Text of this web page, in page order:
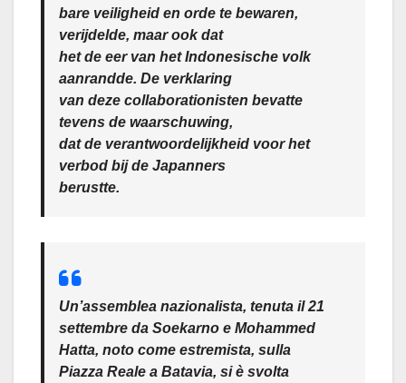
bare veiligheid en orde te bewaren,
verijdelde, maar ook dat
het de eer van het Indonesische volk
aanrandde. De verklaring
van deze collaborationisten bevatte
tevens de waarschuwing,
dat de verantwoordelijkheid voor het
verbod bij de Japanners
berustte.
Un’assemblea nazionalista, tenuta il 21
settembre da Soekarno e Mohammed
Hatta, noto come estremista, sulla
Piazza Reale a Batavia, si è svolta